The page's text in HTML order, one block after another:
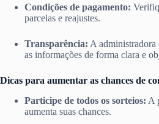
Condições de pagamento:
parcelas e reajustes.
Transparência: A administradora
as informações de forma clara e
Dicas para aumentar as chances de
Participe de todos os sorteios: A
aumenta suas chances.